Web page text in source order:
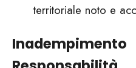
territoriale noto e